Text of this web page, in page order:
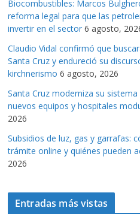
a
s
Biocombustibles: Marcos
reforma legal para que las
invertir en el sector 6 agosto,
Claudio Vidal confirmó que
Santa Cruz y endureció su
kirchnerismo 6 agosto, 2026
Santa Cruz moderniza su
nuevos equipos y hospitales
2026
Subsidios de luz, gas y garrafas:
trámite online y quiénes pueden
2026
Entradas más vistas